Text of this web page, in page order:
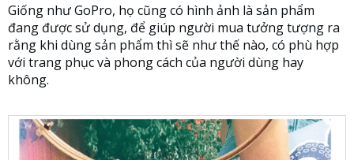
Giống như GoPro, họ cũng có hình ảnh là sản phẩm
đang được sử dụng, để giúp người mua tưởng tượng ra
rằng khi dùng sản phẩm thì sẽ như thế nào, có phù hợp
với trang phục và phong cách của người dùng hay
không.